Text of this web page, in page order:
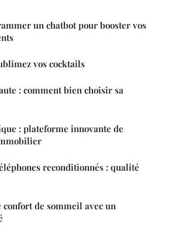
un chatbot pour booster vos
vos cocktails
: comment bien choisir sa
: plateforme innovante de
reconditionnés : qualité
de sommeil avec un